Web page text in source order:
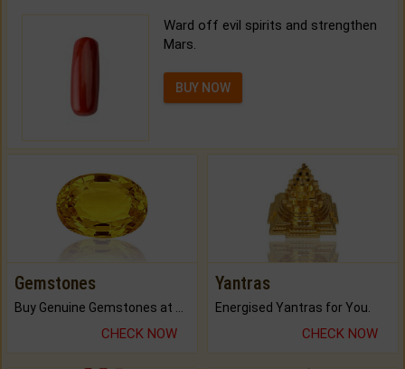
Ward off evil spirits and strengthen
Mars.
BUY NOW
Gemstones
CHECK NOW
Yantras
Energised Yantras for You.
CHECK NOW